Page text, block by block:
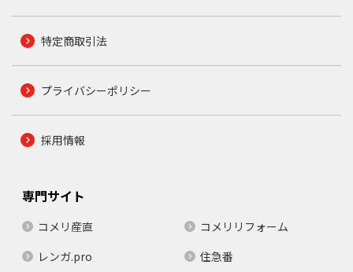
特定商取引法
プライバシーポリシー
採用情報
専門サイト
コメリ産直
コメリリフォーム
レンガ.pro
住急番